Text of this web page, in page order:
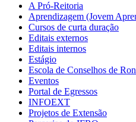
A Pró-Reitoria
Aprendizagem (Jovem
Cursos de curta duração
Editais externos
Editais internos
Estágio
Escola de Conselhos de
Eventos
Portal de Egressos
INFOEXT
Projetos de Extensão